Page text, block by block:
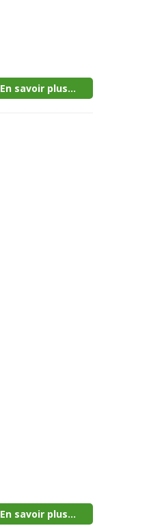
En savoir plus...
En savoir plus...